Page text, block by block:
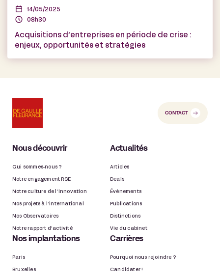
14/05/2025
08h30
Acquisitions d’entreprises en période de crise :
enjeux, opportunités et stratégies
CONTACT
Nous découvrir
Qui sommes-nous ?
Notre engagement RSE
Notre culture de l’innovation
Nos projets à l’international
Nos Observatoires
Notre rapport d’activité
Actualités
Articles
Deals
Évènements
Publications
Distinctions
Vie du cabinet
Nos implantations
Paris
Bruxelles
Carrières
Pourquoi nous rejoindre ?
Candidater !